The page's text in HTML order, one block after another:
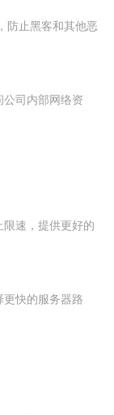
防止黑客和其他恶
司内部网络资
速，提供更好的
快的服务器路